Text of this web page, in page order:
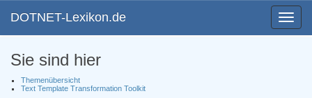
Toggle
DOTNET-Lexikon.de
Sie sind hier
Themenübersicht
Text Template Transformation Toolkit